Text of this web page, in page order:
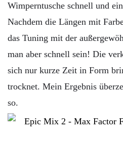
Wimperntusche schnell und
Nachdem die Längen mit
das Tuning mit der
man aber schnell sein! Die
sich nur kurze Zeit in Form
trocknet. Mein Ergebnis
so.